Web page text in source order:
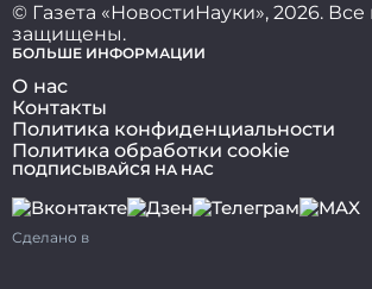
© Газета «НовостиНауки», 2026. Все
защищены.
БОЛЬШЕ ИНФОРМАЦИИ
О нас
Контакты
Политика конфиденциальности
Политика обработки cookie
ПОДПИСЫВАЙСЯ НА НАС
Сделано в